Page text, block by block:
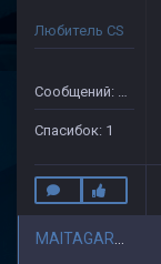
Любитель CS
Сообщений: 110
Спасибок: 1